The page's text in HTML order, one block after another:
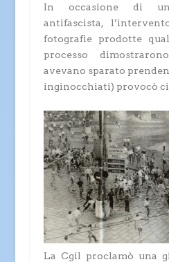
In occasione di
antifascista,
fotografie prodotte
processo
avevano sparato
inginocchiati) provocò
La Cgil proclamò una